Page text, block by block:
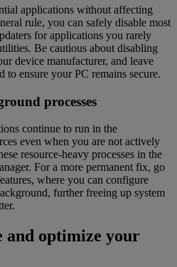
applications without affecting
rule, you can safely disable most
for applications you rarely
Be cautious about disabling
device manufacturer, and leave
to ensure your PC remains secure.
processes
continue to run in the
even when you are not actively
resource-heavy processes in the
For a more permanent fix, go
where you can configure
further freeing up system
and optimize your